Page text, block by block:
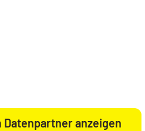
Datenpartner anzeigen